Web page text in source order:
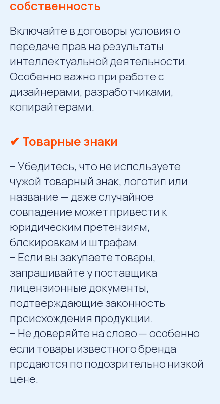
собственность
Включайте в договоры условия о
передаче прав на результаты
интеллектуальной деятельности.
Особенно важно при работе с
дизайнерами, разработчиками,
копирайтерами.
✔ Товарные знаки
− Убедитесь, что не используете
чужой товарный знак, логотип или
название — даже случайное
совпадение может привести к
юридическим претензиям,
блокировкам и штрафам.
− Если вы закупаете товары,
запрашивайте у поставщика
лицензионные документы,
подтверждающие законность
происхождения продукции.
− Не доверяйте на слово — особенно
если товары известного бренда
продаются по подозрительно низкой
цене.